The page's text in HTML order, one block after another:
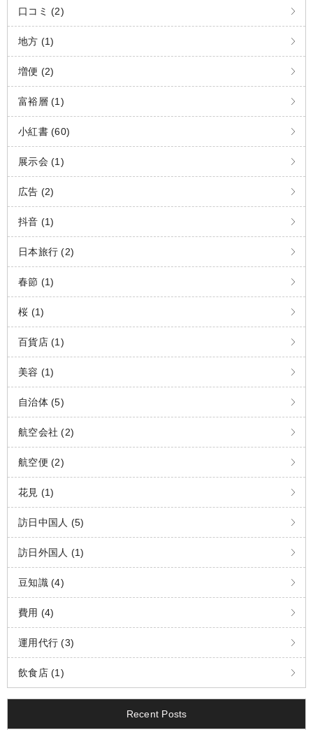
口コミ (2)
地方 (1)
増便 (2)
富裕層 (1)
小紅書 (60)
展示会 (1)
広告 (2)
抖音 (1)
日本旅行 (2)
春節 (1)
桜 (1)
百貨店 (1)
美容 (1)
自治体 (5)
航空会社 (2)
航空便 (2)
花見 (1)
訪日中国人 (5)
訪日外国人 (1)
豆知識 (4)
費用 (4)
運用代行 (3)
飲食店 (1)
Recent Posts